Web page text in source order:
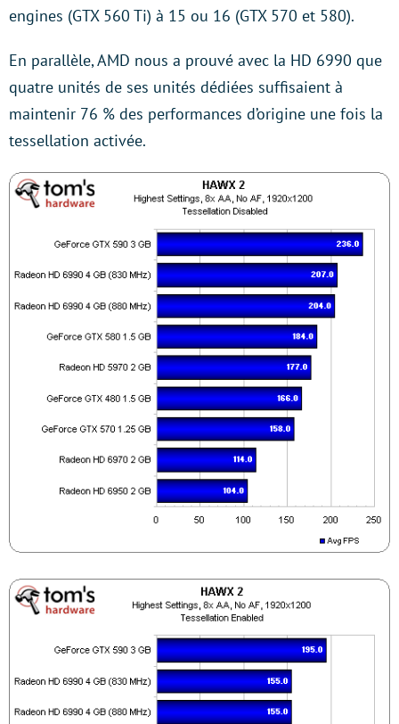
engines (GTX 560 Ti) à 15 ou 16 (GTX 570 et 580).
En parallèle, AMD nous a prouvé avec la HD 6990 que
quatre unités de ses unités dédiées suffisaient à
maintenir 76 % des performances d’origine une fois la
tessellation activée.